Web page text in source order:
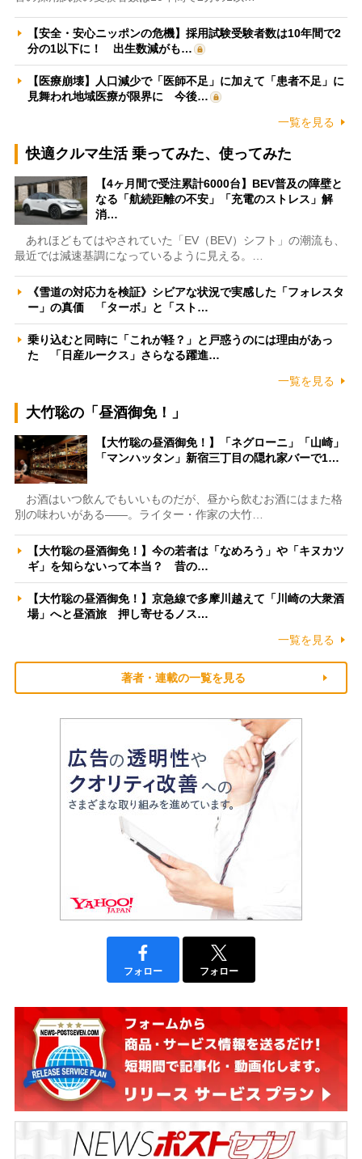
【安全・安心ニッポンの危機】採用試験受験者数は10年間で2
分の1以下に！ 出生数減がも…
【医療崩壊】人口減少で「医師不足」に加えて「患者不足」に
見舞われ地域医療が限界に 今後…
一覧を見る
快適クルマ生活 乗ってみた、使ってみた
【4ヶ月間で受注累計6000台】BEV普及の障壁と
なる「航続距離の不安」「充電のストレス」解
消…
あれほどもてはやされていた「EV（BEV）シフト」の潮流も、
最近では減速基調になっているように見える。…
《雪道の対応力を検証》シビアな状況で実感した「フォレスタ
ー」の真価 「ターボ」と「スト…
乗り込むと同時に「これが軽？」と戸惑うのには理由があっ
た 「日産ルークス」さらなる躍進…
一覧を見る
大竹聡の「昼酒御免！」
【大竹聡の昼酒御免！】「ネグローニ」「山崎」
「マンハッタン」新宿三丁目の隠れ家バーで1…
お酒はいつ飲んでもいいものだが、昼から飲むお酒にはまた格
別の味わいがある――。ライター・作家の大竹…
【大竹聡の昼酒御免！】今の若者は「なめろう」や「キヌカツ
ギ」を知らないって本当？ 昔の…
【大竹聡の昼酒御免！】京急線で多摩川越えて「川崎の大衆酒
場」へと昼酒旅 押し寄せるノス…
一覧を見る
著者・連載の一覧を見る
フォロー フォロー